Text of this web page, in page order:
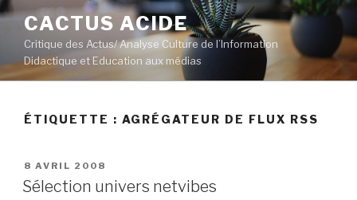
Aller
contenu
principal
CACTUS ACIDE
Critique des Actus/ Analyse Culture de l’Information
Didactique et Education aux médias
ÉTIQUETTE : AGRÉGATEUR DE FLUX RSS
PUBLIÉ
LE
8 AVRIL 2008
Sélection univers netvibes